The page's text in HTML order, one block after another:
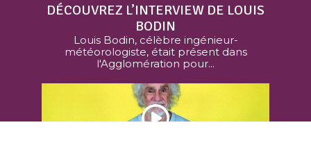
DÉCOUVREZ L’INTERVIEW DE LOUIS
BODIN
Louis Bodin, célèbre ingénieur-
météorologiste, était présent dans
l'Agglomération pour...